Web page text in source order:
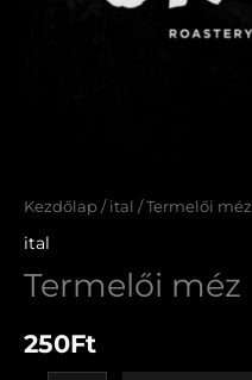
Kezdőlap / ital / Termelői méz
ital
Termelői méz
250Ft